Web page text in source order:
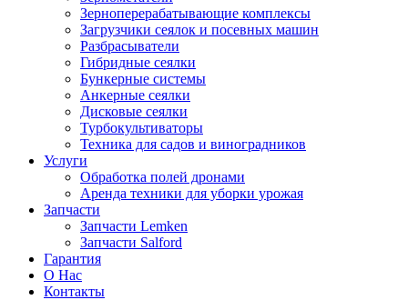
Зерноперерабатывающие комплексы
Загрузчики сеялок и посевных машин
Разбрасыватели
Гибридные сеялки
Бункерные системы
Анкерные сеялки
Дисковые сеялки
Турбокультиваторы
Техника для садов и виноградников
Услуги
Обработка полей дронами
Аренда техники для уборки урожая
Запчасти
Запчасти Lemken
Запчасти Salford
Гарантия
О Нас
Контакты